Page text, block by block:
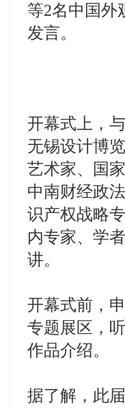
等2名中国外
发言。
开幕式上，
无锡设计博
艺术家、国
中南财经政
识产权战略
内专家、学
讲。
开幕式前，
专题展区，
作品介绍。
据了解，此